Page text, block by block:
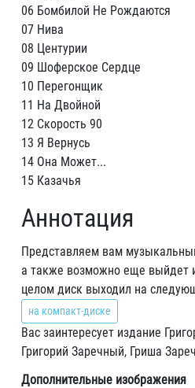
06 Бомбилой Не Рождаются
07 Нива
08 Центурии
09 Шоферское Сердце
10 Перегонщик
11 На Двойной
12 Скорость 90
13 Я Вернусь
14 Она Может...
15 Казачья
Аннотация
Представляем вам
а также возможно еще выйдет
целом диск выходил на
на компакт-диске
Вас заинтересует издание
Григорий Заречный, Гриша
Дополнительные изображения